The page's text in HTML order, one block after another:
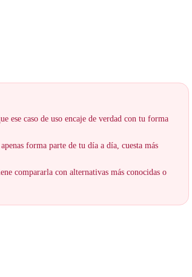
ese caso de uso encaje de verdad con tu forma
forma parte de tu día a día, cuesta más
compararla con alternativas más conocidas o